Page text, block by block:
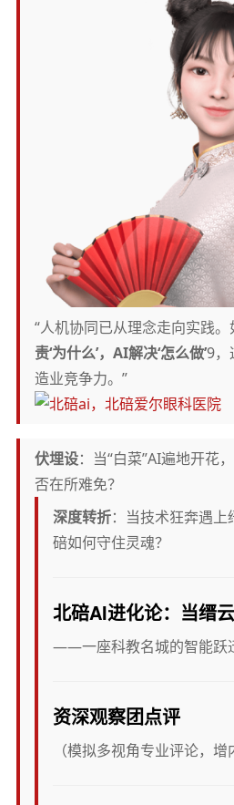
“人机协同已从理念走向实践。
责‘为什么’，AI解决‘怎么做’9，
造业竞争力。”
伏埋设：当“白菜”AI遍地开花
否在所难免？
深度转折：当技术狂奔遇上
碚如何守住灵魂？
北碚AI进化论：当缙
——一座科教名城的智能跃
资深观察团点评
（模拟多视角专业评论，增